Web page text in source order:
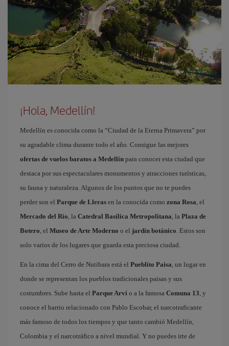
¡Hola, Medellín!
Medellín es conocida como la “Ciudad de la Eterna Primavera” por
su agradable clima durante todo el año. Consigue las mejores
ofertas de vuelos baratos a Medellín para conocer esta ciudad que
destaca por sus espectaculares monumentos y atracciones turísticas,
su fauna y naturaleza. Algunos de los puntos que no te puedes
perder son el Parque de Lleras en la conocida como zona Rosa, el
Mercado del Río, la Catedral Basílica Metropolitana, la Plaza de
Botero, el Museo de Arte Moderno o el jardín botánico. Estos son
solo varios de los lugares que guarda esta preciosa ciudad.
En la cima del Cerro de Nutibara está el Pueblito Paisa, un lugar en
donde se representan los pueblos tradicionales paisas y sus
costumbres. Sube hasta el Parque Arví o a la famosa Comuna 13, y
conoce el barrio relacionado con Pablo Escobar, el narcotraficante
más famoso de todos los tiempos y que tanto cambió Medellín,
Colombia y el narcotráfico a nivel mundial. Y no puedes irte de